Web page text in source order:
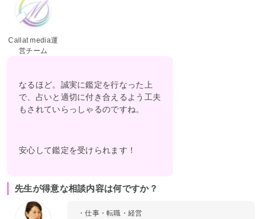
Callat media運
営チーム
なるほど。誠実に鑑定を行なった上
で、占いと適切に付き合えるよう工夫
もされていらっしゃるのですね。
安心して鑑定を受けられます！
先生が得意な相談内容は何ですか？
・仕事・転職・経営